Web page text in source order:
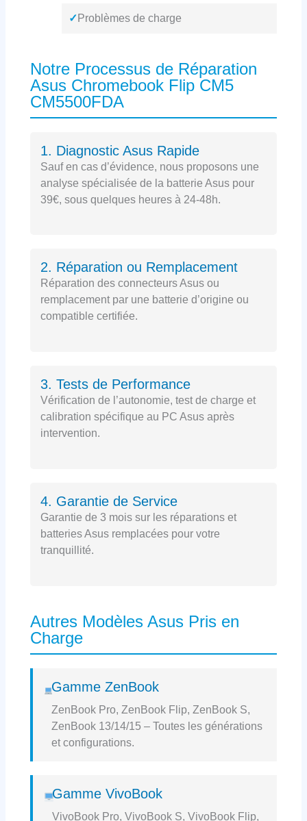
✓ Problèmes de charge
Notre Processus de Réparation
Asus Chromebook Flip CM5
CM5500FDA
1. Diagnostic Asus Rapide
Sauf en cas d’évidence, nous proposons une
analyse spécialisée de la batterie Asus pour
39€, sous quelques heures à 24-48h.
2. Réparation ou Remplacement
Réparation des connecteurs Asus ou
remplacement par une batterie d’origine ou
compatible certifiée.
3. Tests de Performance
Vérification de l’autonomie, test de charge et
calibration spécifique au PC Asus après
intervention.
4. Garantie de Service
Garantie de 3 mois sur les réparations et
batteries Asus remplacées pour votre
tranquillité.
Autres Modèles Asus Pris en
Charge
Gamme ZenBook
ZenBook Pro, ZenBook Flip, ZenBook S,
ZenBook 13/14/15 – Toutes les générations
et configurations.
Gamme VivoBook
VivoBook Pro, VivoBook S, VivoBook Flip,